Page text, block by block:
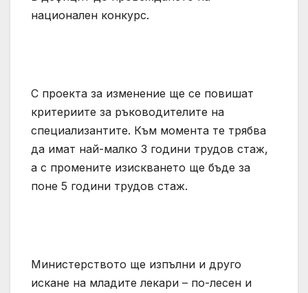
национален конкурс.
С проекта за изменение ще се повишат
критериите за ръководителите на
специализантите. Към момента те трябва
да имат най-малко 3 години трудов стаж,
а с промените изискването ще бъде за
поне 5 години трудов стаж.
Министерството ще изпълни и друго
искане на младите лекари – по-лесен и